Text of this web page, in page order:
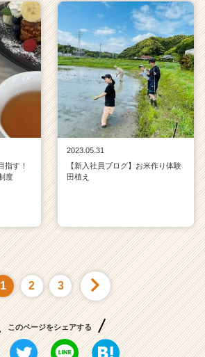
指す！
度
2023.05.31
【新入社員ブログ】お米作り体験
田植え
1 2 3
このページをシェアする